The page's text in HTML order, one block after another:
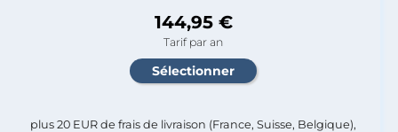
144,95 €
Tarif par an
plus 20 EUR de frais de livraison (France, Suisse, Belgique),